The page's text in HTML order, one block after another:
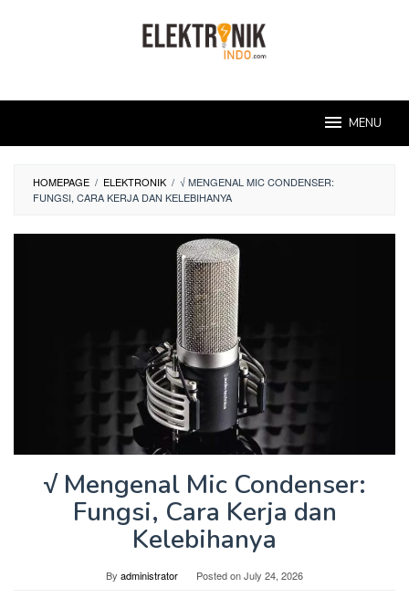
MENU
HOMEPAGE / ELEKTRONIK / √ MENGENAL MIC CONDENSER:
FUNGSI, CARA KERJA DAN KELEBIHANYA
√ Mengenal Mic Condenser:
Fungsi, Cara Kerja dan
Kelebihanya
By administrator Posted onJuly 24, 2026